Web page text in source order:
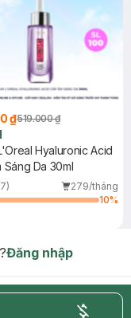
₫519.000 ₫
Hyaluronic Acid
Sáng Da 30ml
279/tháng
10%
Đăng nhập